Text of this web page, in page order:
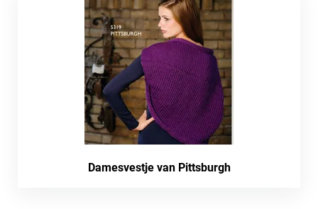
Damesvestje van Pittsburgh